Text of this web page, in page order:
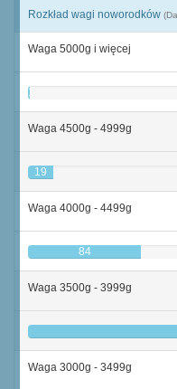
Rozkład wagi noworodków
Waga 5000g i więcej
1
Waga 4500g - 4999g
19
Waga 4000g - 4499g
84
Waga 3500g - 3999g
Waga 3000g - 3499g